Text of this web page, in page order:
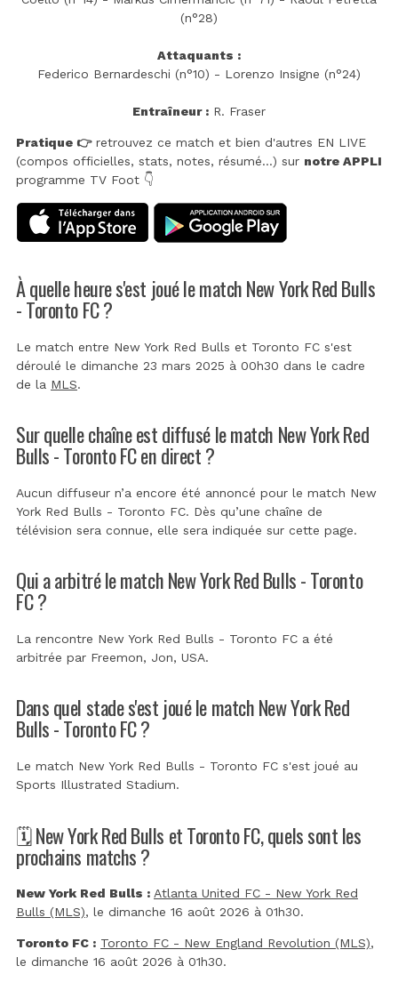
(n°28)
Attaquants :
Federico Bernardeschi (n°10) - Lorenzo Insigne (n°24)
Entraîneur : R. Fraser
Pratique 👉retrouvez ce match et bien d'autres EN LIVE
(compos officielles, stats, notes, résumé...) sur notre APPLI
programme TV Foot 👇
À quelle heure s'est joué le match New York Red Bulls
- Toronto FC ?
Le match entre New York Red Bulls et Toronto FC s'est
déroulé le dimanche 23 mars 2025 à 00h30 dans le cadre
de la MLS.
Sur quelle chaîne est diffusé le match New York Red
Bulls - Toronto FC en direct ?
Aucun diffuseur n’a encore été annoncé pour le match New
York Red Bulls - Toronto FC. Dès qu’une chaîne de
télévision sera connue, elle sera indiquée sur cette page.
Qui a arbitré le match New York Red Bulls - Toronto
FC ?
La rencontre New York Red Bulls - Toronto FC a été
arbitrée par Freemon, Jon, USA.
Dans quel stade s'est joué le match New York Red
Bulls - Toronto FC ?
Le match New York Red Bulls - Toronto FC s'est joué au
Sports Illustrated Stadium.
🗓️ New York Red Bulls et Toronto FC, quels sont les
prochains matchs ?
New York Red Bulls : Atlanta United FC - New York Red
Bulls (MLS), le dimanche 16 août 2026 à 01h30.
Toronto FC : Toronto FC - New England Revolution (MLS),
le dimanche 16 août 2026 à 01h30.